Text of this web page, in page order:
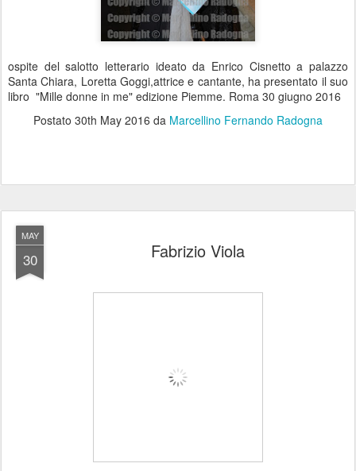
ospite del salotto letterario ideato da Enrico Cisnetto a palazzo
Santa Chiara, Loretta Goggi,attrice e cantante, ha presentato il suo
libro "Mille donne in me" edizione Piemme. Roma 30 giugno 2016
Postato 30th May 2016 da Marcellino Fernando Radogna
MAY
30 Fabrizio Viola